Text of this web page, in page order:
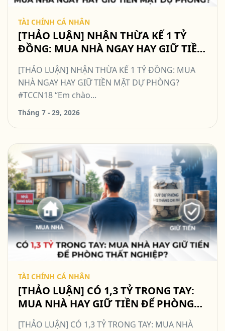
TÀI CHÍNH CÁ NHÂN
[THẢO LUẬN] NHẬN THỪA KẾ 1 TỶ
ĐỒNG: MUA NHÀ NGAY HAY GIỮ TIỀN
MẶT DỰ PHÒNG? #TCCN18
[THẢO LUẬN] NHẬN THỪA KẾ 1 TỶ ĐỒNG: MUA
NHÀ NGAY HAY GIỮ TIỀN MẶT DỰ PHÒNG?
#TCCN18 “Em chào...
Tháng 7 - 29, 2026
TÀI CHÍNH CÁ NHÂN
[THẢO LUẬN] CÓ 1,3 TỶ TRONG TAY:
MUA NHÀ HAY GIỮ TIỀN ĐỂ PHÒNG
THẤT NGHIỆP? #TCCN17
[THẢO LUẬN] CÓ 1,3 TỶ TRONG TAY: MUA NHÀ